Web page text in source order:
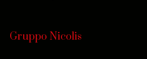
Gruppo Nicolis